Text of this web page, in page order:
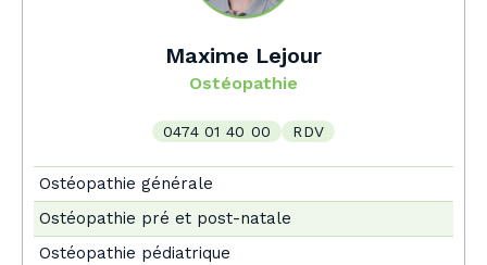
Maxime Lejour
Ostéopathie
0474 01 40 00 RDV
Ostéopathie générale
Ostéopathie pré et post-natale
Ostéopathie pédiatrique